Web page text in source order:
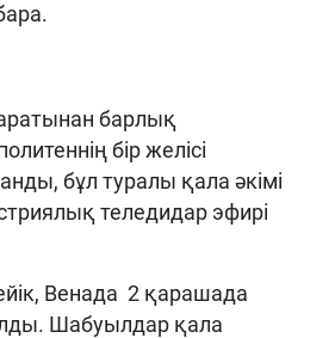
барлық
бір желісі
бұл туралы қала әкімі
теледидар эфирі
Венада 2 қарашада
Шабуылдар қала